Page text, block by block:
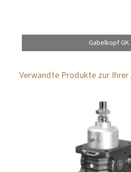
Gabelkopf GK
Verwandte Produkte zur Ihrer